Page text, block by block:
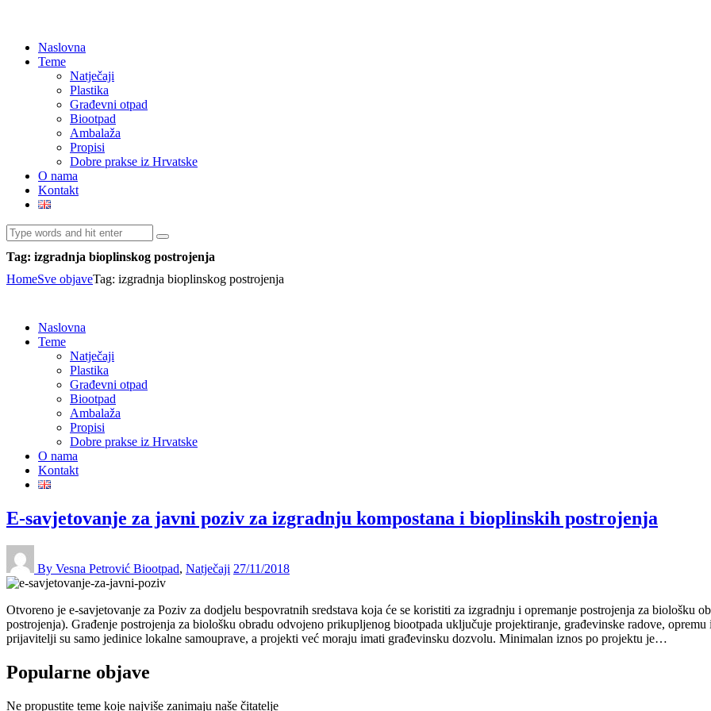
Naslovna
Teme
Natječaji
Plastika
Građevni otpad
Biootpad
Ambalaža
Propisi
Dobre prakse iz Hrvatske
O nama
Kontakt
Tag: izgradnja bioplinskog postrojenja
HomeSve objaveTag: izgradnja bioplinskog postrojenja
Naslovna
Teme
Natječaji
Plastika
Građevni otpad
Biootpad
Ambalaža
Propisi
Dobre prakse iz Hrvatske
O nama
Kontakt
E-savjetovanje za javni poziv za izgradnju kompostana i bioplinskih postrojenja
By Vesna Petrović Biootpad, Natječaji 27/11/2018
Otvoreno je e-savjetovanje za Poziv za dodjelu bespovratnih sredstava koja će se koristiti za izgradnju i opremanje postrojenja za
postrojenja). Građenje postrojenja za biološku obradu odvojeno prikupljenog biootpada uključuje projektiranje, građevinske radove,
prijavitelji su samo jedinice lokalne samouprave, a projekti već moraju imati građevinsku dozvolu. Minimalan iznos po projektu je…
Popularne objave
Ne propustite teme koje najviše zanimaju naše čitatelje